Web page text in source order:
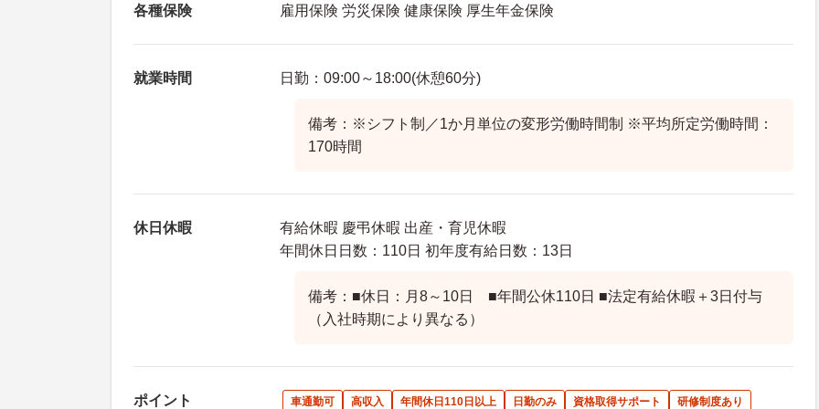
各種保険 雇用保険 労災保険 健康保険 厚生年金保険
就業時間 日勤：09:00～18:00(休憩60分)
備考：※シフト制／1か月単位の変形労働時間制 ※平均所定労働時間：
170時間
休日休暇
有給休暇 慶弔休暇 出産・育児休暇
年間休日日数：110日 初年度有給日数：13日
備考：■休日：月8～10日 ■年間公休110日 ■法定有給休暇＋3日付与
（入社時期により異なる）
ポイント 車通勤可 高収入 年間休日110日以上 日勤のみ 資格取得サポート 研修制度あり